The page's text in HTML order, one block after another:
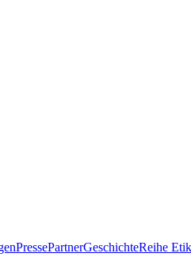
PressePartnerGeschichteReihe